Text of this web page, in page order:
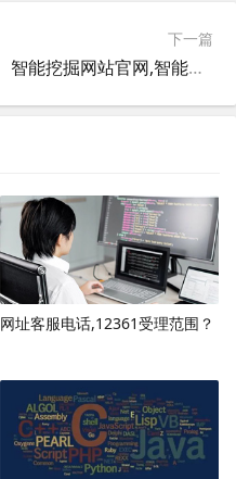
下一篇
智能挖掘网站官网,智能计算与数据挖掘是做什么？
网址客服电话,12361受理范围？